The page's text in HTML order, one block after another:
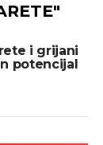
i grijani
potencijal